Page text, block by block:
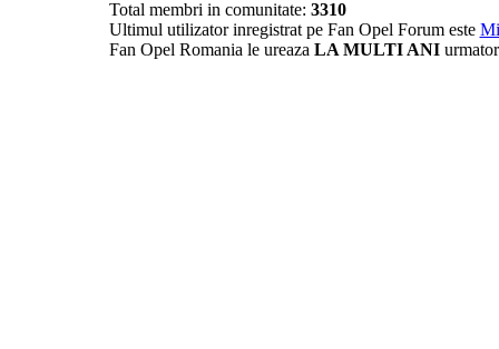
Total membri in comunitate: 3310
Ultimul utilizator inregistrat pe Fan Opel Forum este
Fan Opel Romania le ureaza LA MULTI ANI